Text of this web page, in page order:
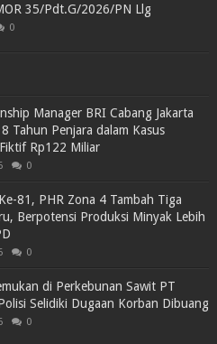
35/Pdt.G/2026/PN Llg
0
Manager BRI Cabang Jakarta
Tahun Penjara dalam Kasus
Rp122 Miliar
0
81, PHR Zona 4 Tambah Tiga
Berpotensi Produksi Minyak Lebih
0
di Perkebunan Sawit PT
Selidiki Dugaan Korban Dibuang
0